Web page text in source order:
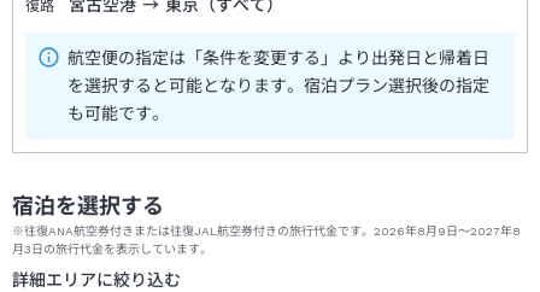
復路 宮古空港 → 東京（すべて）
航空便の指定は「条件を変更する」より出発日と帰着日
を選択すると可能となります。宿泊プラン選択後の指定
も可能です。
宿泊を選択する
※往復ANA航空券付きまたは往復JAL航空券付きの旅行代金です。2026年8月9日～2027年8
月3日の旅行代金を表示しています。
詳細エリアに絞り込む